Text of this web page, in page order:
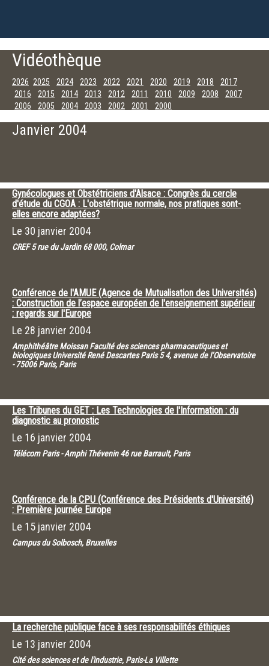
Vidéothèque
2026 2025 2024 2023 2022 2021 2020 2019 2018
2017
2016
2015 2014 2013 2012 2011 2010 2009 2008
2007
2006
2005 2004 2003 2002 2001
2000
Mars
Février Janvier
Janvier 2004
Gynécologues et Obstétriciens d'Alsace : Congrès du cercle
d'étude du CGOA : L'obstétrique normale, nos pratiques sont-
elles encore adaptées?
Le 30 janvier 2004
CREF 5 rue du Jardin 68 000, Colmar
Conférence de l'AMUE (Agence de Mutualisation des Universités)
: Construction de l’espace européen de l'enseignement supérieur
: regards sur l'Europe
Le 28 janvier 2004
Amphithéâtre Moissan Faculté des sciences pharmaceutiques et
biologiques Université René Descartes Paris 5 4, avenue de l’Observatoire
- 75006 Paris, Paris
Les Tribunes du GET : Les Technologies de l'Information : du
diagnostic au pronostic
Le 16 janvier 2004
Télécom Paris - Amphi Thévenin 46 rue Barrault, Paris
Conférence de la CPU (Conférence des Présidents d'Université)
: Première journée Europe
Le 15 janvier 2004
Campus du Solbosch, Bruxelles
La recherche publique face à ses responsabilités éthiques
Le 13 janvier 2004
Cité des sciences et de l'industrie, Paris-La Villette